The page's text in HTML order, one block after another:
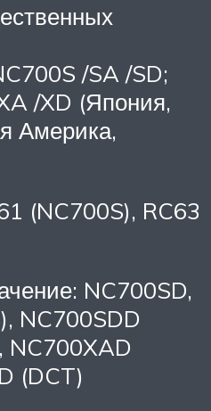
/SA /SD;
/XD (Япония,
Америка,
(NC700S), RC63
NC700SD,
NC700SDD
NC700XAD
(DCT)